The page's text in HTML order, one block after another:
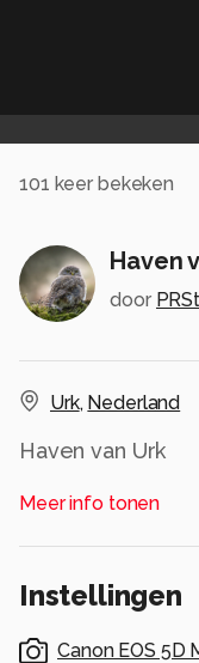
101 keer bekeken
Haven
door
Urk, Nederland
Haven van Urk
Alle rechten voorbehouden
Meer info tonen
Instellingen
Canon EOS 5D